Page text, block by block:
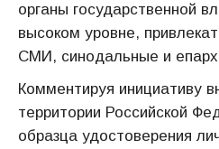
органы государственной
высоком уровне,
СМИ, синодальные и
Комментируя инициативу
территории Российской
образца удостоверения